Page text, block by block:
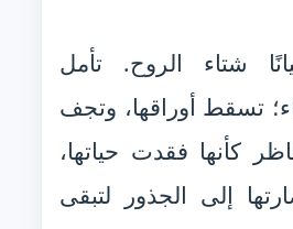
شتاء الروح. تأمل
تسقط أوراقها، وتجف
كأنها فقدت حياتها،
إلى الجذور لتبقى